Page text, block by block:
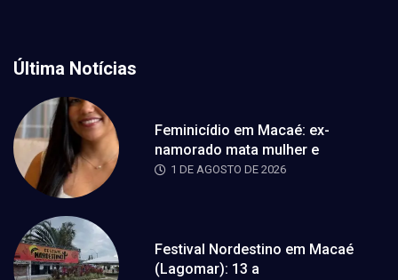
Última Notícias
Feminicídio em Macaé: ex-
namorado mata mulher e
1 DE AGOSTO DE 2026
Festival Nordestino em Macaé
(Lagomar): 13 a